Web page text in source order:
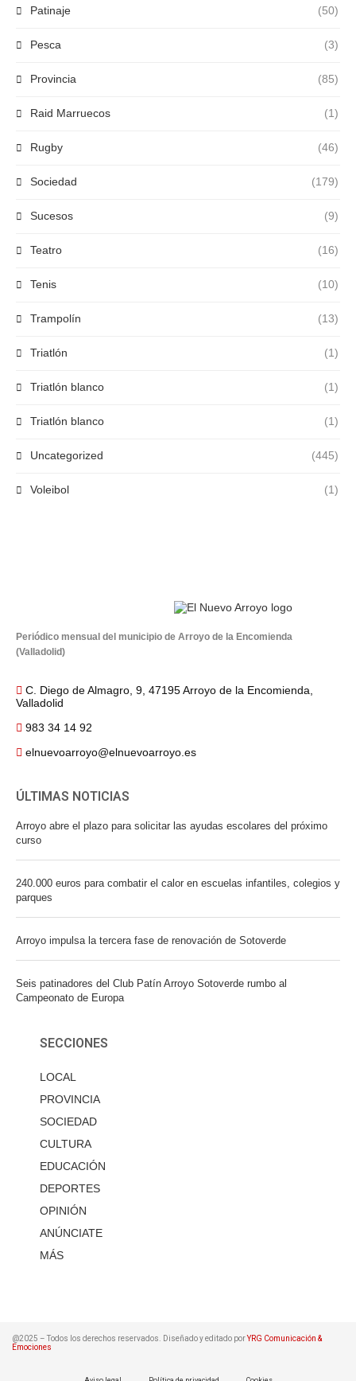
Patinaje (50)
Pesca (3)
Provincia (85)
Raid Marruecos (1)
Rugby (46)
Sociedad (179)
Sucesos (9)
Teatro (16)
Tenis (10)
Trampolín (13)
Triatlón (1)
Triatlón blanco (1)
Triatlón blanco (1)
Uncategorized (445)
Voleibol (1)
Periódico mensual del municipio de Arroyo de la Encomienda
(Valladolid)
C. Diego de Almagro, 9, 47195 Arroyo de la Encomienda,
Valladolid
983 34 14 92
elnuevoarroyo@elnuevoarroyo.es
ÚLTIMAS NOTICIAS
Arroyo abre el plazo para solicitar las ayudas escolares del próximo
curso
240.000 euros para combatir el calor en escuelas infantiles, colegios y
parques
Arroyo impulsa la tercera fase de renovación de Sotoverde
Seis patinadores del Club Patín Arroyo Sotoverde rumbo al
Campeonato de Europa
SECCIONES
LOCAL
PROVINCIA
SOCIEDAD
CULTURA
EDUCACIÓN
DEPORTES
OPINIÓN
ANÚNCIATE
MÁS
@2025 – Todos los derechos reservados. Diseñado y editado porYRG Comunicación &
Emociones